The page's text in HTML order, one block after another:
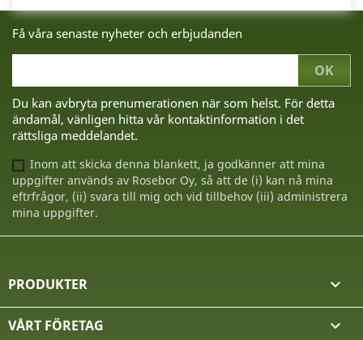
Få våra senaste nyheter och erbjudanden
Du kan avbryta prenumerationen när som helst. För detta
ändamål, vänligen hitta vår kontaktinformation i det
rättsliga meddelandet.
Inom att skicka denna blankett, ja godkänner att mina
uppgifter används av Rosebor Oy, så att de (i) kan nå mina
eftrfrågor, (ii) svara till mig och vid tillbehov (iii) administrera
mina uppgifter.
PRODUKTER 
VÅRT FÖRETAG 